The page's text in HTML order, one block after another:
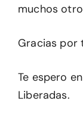
muchos
Gracias por
Te espero
Liberadas.